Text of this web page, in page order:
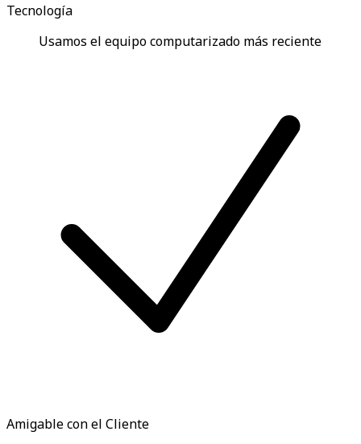
Tecnología
Usamos el equipo computarizado más reciente
Amigable con el Cliente